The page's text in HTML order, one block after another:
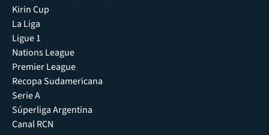
Kirin Cup
La Liga
Ligue 1
Nations League
Premier League
Recopa Sudamericana
Serie A
Súperliga Argentina
Canal RCN